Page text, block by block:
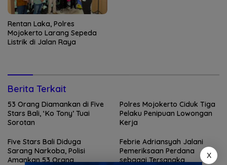
Rentan Laka, Polres
Mojokerto Larang Sepeda
Listrik di Jalan Raya
Berita Terkait
53 Orang Diamankan di Five
Stars Bali, ‘Ko Tony’ Tuai
Sorotan
Polres Mojokerto Ciduk Tiga
Pelaku Penipuan Lowongan
Kerja
Five Stars Bali Diduga
Sarang Narkoba, Polisi
Amankan 53 Orang
Febrie Adriansyah Jalani
Pemeriksaan Perdana
sebagai Tersangka
X